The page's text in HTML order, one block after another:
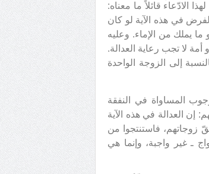
الادّعاء قائلاً ما معناه:
إذ الفرض في هذه الآية لو كان
يملك من الإماء. وعليه
لا تجب رعاية العدالة.
إلى الزوجة الواحدة
المساواة في النفقة
النساء؛ وذلك لقولهم: إن العدالة في هذه الآية
زوجاتهم، فاستنتجوا من
ـ غير واجبة، وإنما هي